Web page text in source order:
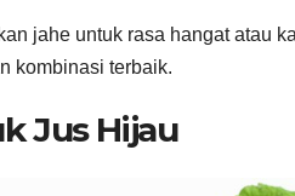
jahe untuk rasa hangat atau
kombinasi terbaik.
Jus Hijau